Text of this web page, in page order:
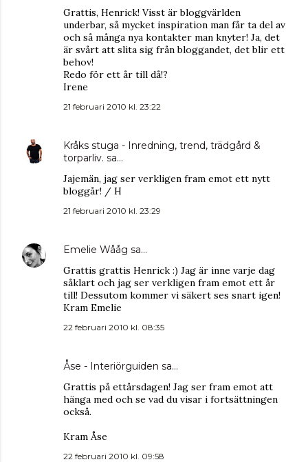
Grattis, Henrick! Visst är bloggvärlden
underbar, så mycket inspiration man får ta del av
och så många nya kontakter man knyter! Ja, det
är svårt att slita sig från bloggandet, det blir ett
behov!
Redo för ett år till då!?
Irene
21 februari 2010 kl. 23:22
Kråks stuga - Inredning, trend, trädgård &
torparliv. sa…
Jajemän, jag ser verkligen fram emot ett nytt
bloggår! / H
21 februari 2010 kl. 23:29
Emelie Wååg sa…
Grattis grattis Henrick :) Jag är inne varje dag
såklart och jag ser verkligen fram emot ett år
till! Dessutom kommer vi säkert ses snart igen!
Kram Emelie
22 februari 2010 kl. 08:35
Åse - Interiörguiden sa…
Grattis på ettårsdagen! Jag ser fram emot att
hänga med och se vad du visar i fortsättningen
också.
Kram Åse
22 februari 2010 kl. 09:58